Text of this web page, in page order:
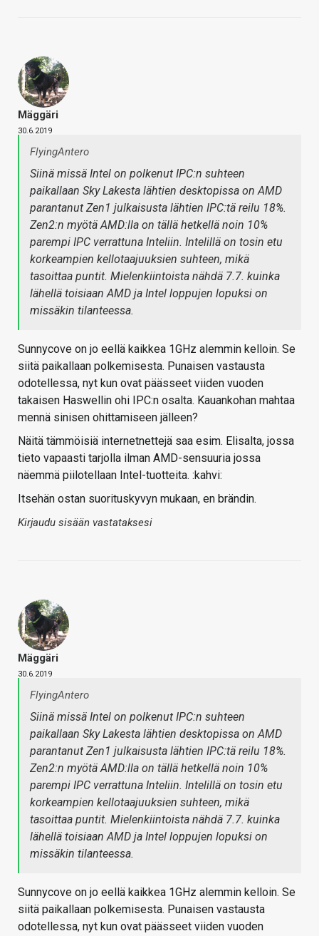
Mäggäri
30.6.2019
FlyingAntero
Siinä missä Intel on polkenut IPC:n suhteen
paikallaan Sky Lakesta lähtien desktopissa on AMD
parantanut Zen1 julkaisusta lähtien IPC:tä reilu 18%.
Zen2:n myötä AMD:lla on tällä hetkellä noin 10%
parempi IPC verrattuna Inteliin. Intelillä on tosin etu
korkeampien kellotaajuuksien suhteen, mikä
tasoittaa puntit. Mielenkiintoista nähdä 7.7. kuinka
lähellä toisiaan AMD ja Intel loppujen lopuksi on
missäkin tilanteessa.
Sunnycove on jo eellä kaikkea 1GHz alemmin kelloin. Se
siitä paikallaan polkemisesta. Punaisen vastausta
odotellessa, nyt kun ovat päässeet viiden vuoden
takaisen Haswellin ohi IPC:n osalta. Kauankohan mahtaa
mennä sinisen ohittamiseen jälleen?
Näitä tämmöisiä internetnettejä saa esim. Elisalta, jossa
tieto vapaasti tarjolla ilman AMD-sensuuria jossa
näemmä piilotellaan Intel-tuotteita. :kahvi:
Itsehän ostan suorituskyvyn mukaan, en brändin.
Kirjaudu sisään vastataksesi
Mäggäri
30.6.2019
FlyingAntero
Siinä missä Intel on polkenut IPC:n suhteen
paikallaan Sky Lakesta lähtien desktopissa on AMD
parantanut Zen1 julkaisusta lähtien IPC:tä reilu 18%.
Zen2:n myötä AMD:lla on tällä hetkellä noin 10%
parempi IPC verrattuna Inteliin. Intelillä on tosin etu
korkeampien kellotaajuuksien suhteen, mikä
tasoittaa puntit. Mielenkiintoista nähdä 7.7. kuinka
lähellä toisiaan AMD ja Intel loppujen lopuksi on
missäkin tilanteessa.
Sunnycove on jo eellä kaikkea 1GHz alemmin kelloin. Se
siitä paikallaan polkemisesta. Punaisen vastausta
odotellessa, nyt kun ovat päässeet viiden vuoden